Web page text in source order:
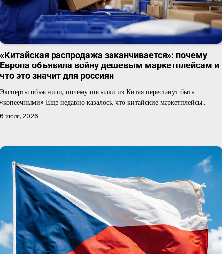
«Китайская распродажа заканчивается»: почему
Европа объявила войну дешевым маркетплейсам и
что это значит для россиян
Эксперты объяснили, почему посылки из Китая перестанут быть
«копеечными» Еще недавно казалось, что китайские маркетплейсы…
6 июля, 2026